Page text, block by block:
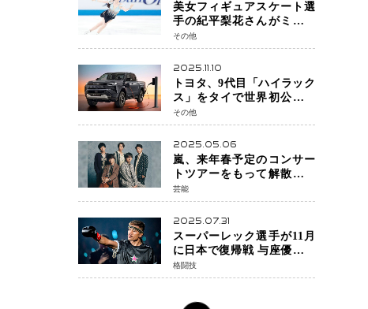
美女フィギュアスケート選
手の紀平梨花さんがミラノ
五輪出場断念 中部選手権欠
場を発表「安全最優先の判
断」
その他
2025.11.10
トヨタ、9代目「ハイラック
ス」をタイで世界初公開
電動化戦略の象徴となる
BEVモデルを初設定
その他
2025.05.06
嵐、来年春予定のコンサー
トツアーをもって解散 フ
ァンクラブも2026年5月末で
活動終了
芸能
2025.07.31
スーパーレック選手が11月
に日本で復帰戦 与座優貴選
手との激突に「すべての技
術を見せたい」
格闘技